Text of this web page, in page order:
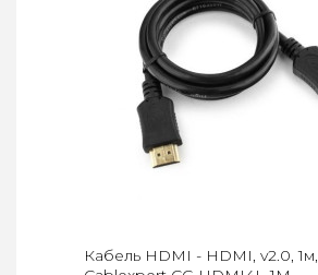
Кабель HDMI - HDMI, v2.0, 1м,